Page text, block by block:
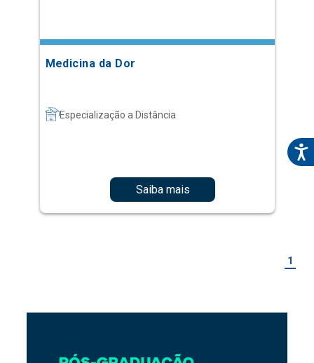
Medicina da Dor
Especialização a Distância
Saiba mais
1